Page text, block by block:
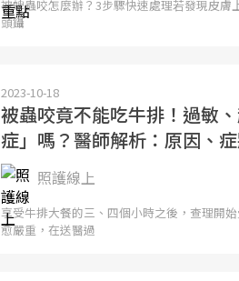
被蜱蟲咬怎麼辦？3步驟快速處理若發現皮
頭鑷
2023-10-18
被蟲咬竟不能吃牛排！過敏
症」嗎？醫師解析：原因、
照護線上
享受牛排大餐的三、四個小時之後，查理開
愈嚴重，在送醫過
心議題。